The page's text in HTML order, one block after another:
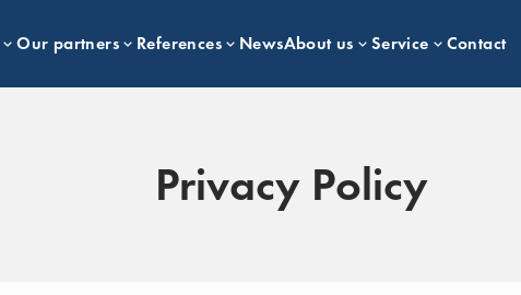
Our partners References NewsAbout us Service Contact
Privacy Policy